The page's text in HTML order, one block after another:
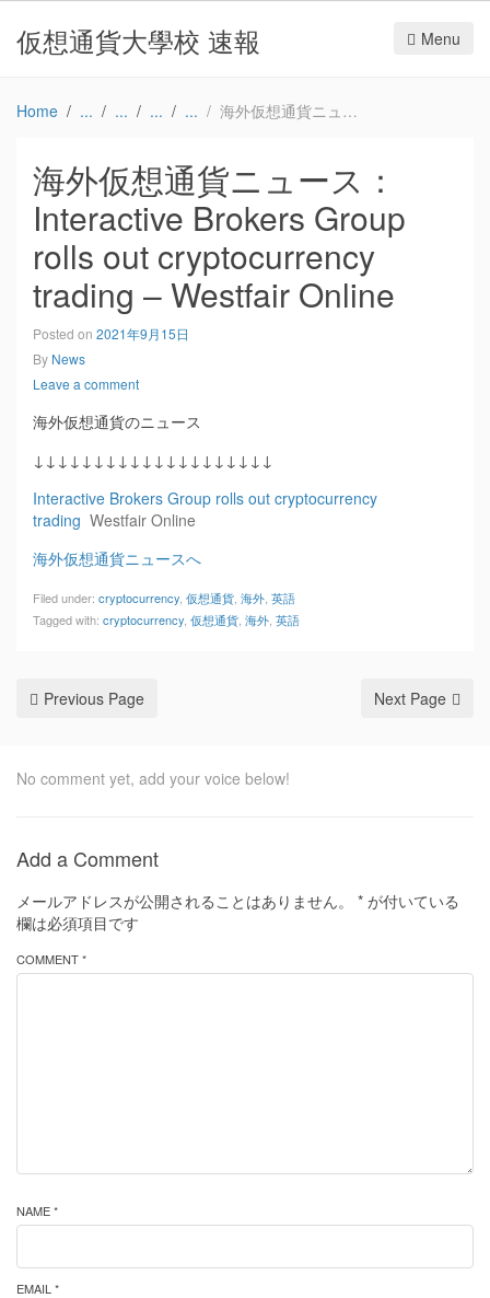
仮想通貨大學校 速報 Menu
Home 海外仮想通貨ニュース：Interactive Brokers Group rolls out cryptocurrency trading – Westfair Online
海外仮想通貨ニュース：
Interactive Brokers Group
rolls out cryptocurrency
trading – Westfair Online
Posted on 2021年9月15日
By News
Leave a comment
海外仮想通貨のニュース
↓↓↓↓↓↓↓↓↓↓↓↓↓↓↓↓↓↓↓↓
Interactive Brokers Group rolls out cryptocurrency
trading Westfair Online
海外仮想通貨ニュースへ
Filed under: cryptocurrency 仮想通貨 海外 英語
Tagged with: cryptocurrency 仮想通貨 海外 英語
Previous Page Next Page
No comment yet, add your voice below!
Add a Comment
メールアドレスが公開されることはありません。 * が付いている
欄は必須項目です
COMMENT *
NAME *
EMAIL *